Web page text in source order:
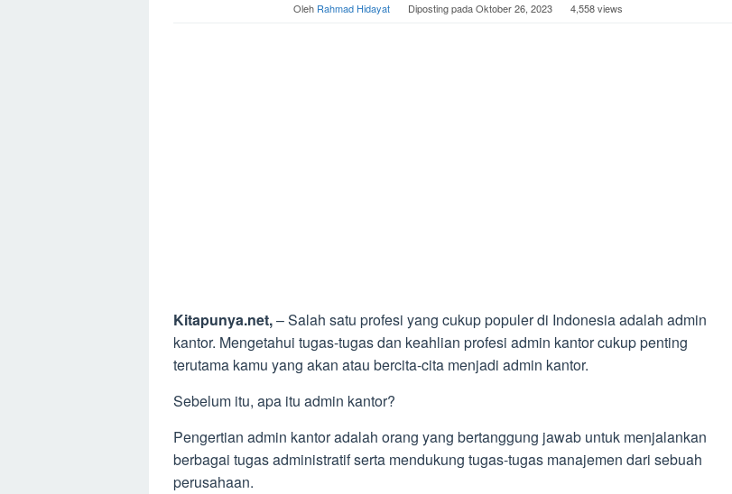
Oleh Rahmad Hidayat Diposting padaOktober 26, 2023 4,558 views
Kitapunya.net,– Salah satu profesi yang cukup populer di Indonesia adalah admin
kantor. Mengetahui tugas-tugas dan keahlian profesi admin kantor cukup penting
terutama kamu yang akan atau bercita-cita menjadi admin kantor.
Sebelum itu, apa itu admin kantor?
Pengertian admin kantor adalah orang yang bertanggung jawab untuk menjalankan
berbagai tugas administratif serta mendukung tugas-tugas manajemen dari sebuah
perusahaan.